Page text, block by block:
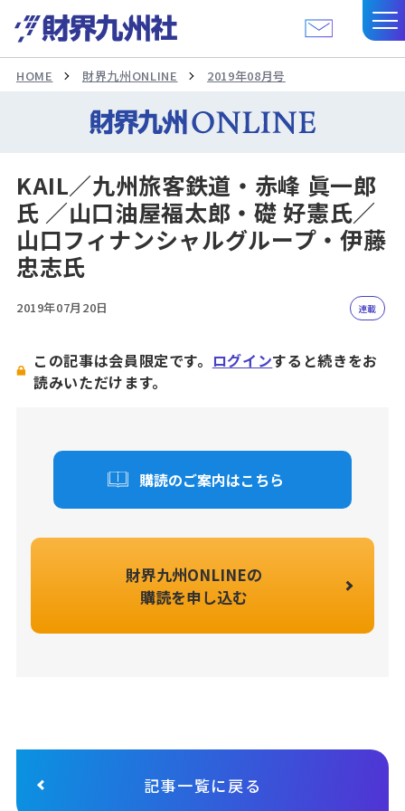
HOME 財界九州ONLINE 2019年08月号
KAIL／九州旅客鉄道・赤峰 眞一郎
氏 ／山口油屋福太郎・礎 好憲氏／
山口フィナンシャルグループ・伊藤
忠志氏
2019年07月20日 連載
この記事は会員限定です。 ログインすると続きをお
読みいただけます。
購読のご案内はこちら
財界九州ONLINEの
購読を申し込む
記事一覧に戻る